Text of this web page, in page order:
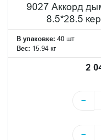
9027 Аккорд
8.5*28.5
В упаковке: 40 шт
Вес: 15.94 кг
2
−
−